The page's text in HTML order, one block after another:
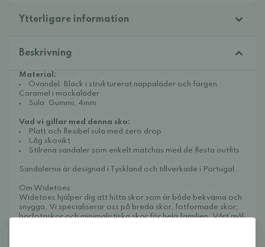
Ytterligare information
Beskrivning
Material:
Ovandel: Black i strukturerat nappaläder och färgen
Caramel i mockaläder
Sula: Gummi, 4mm
Vad vi gillar med denna sko:
Platt och flexibel sula med zero drop
Låg skovikt
Stilrena sandaler som enkelt matchas med de flesta outfits
Sandalerna är designad i Tyskland och tillverkade i Portugal.
Om Widetoes
Widetoes hjälper dig att hitta skor som är både bekväma och
snygga. Vi specialiserar oss på breda skor, fotformade skor,
barfotaskor och minimalistiska skor för hela familjen. Vårt mål